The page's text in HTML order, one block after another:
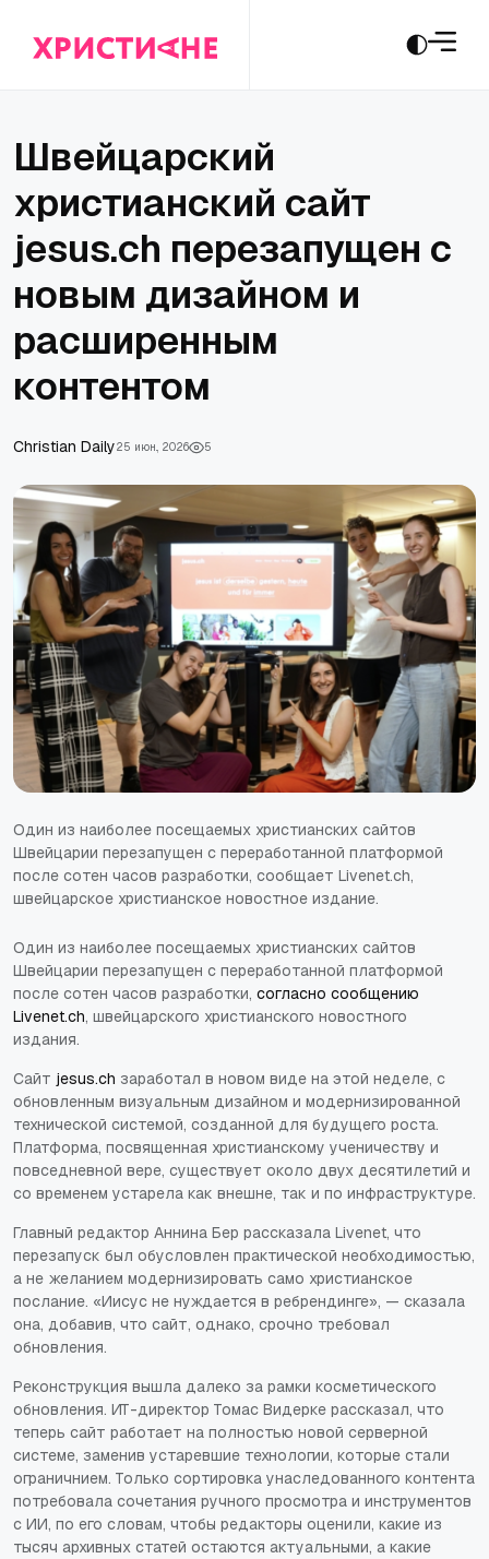
Швейцарский
христианский сайт
jesus.ch перезапущен с
новым дизайном и
расширенным
контентом
Christian Daily25 июн., 2026 5
Один из наиболее посещаемых христианских сайтов
Швейцарии перезапущен с переработанной платформой
после сотен часов разработки, сообщает Livenet.ch,
швейцарское христианское новостное издание.
Один из наиболее посещаемых христианских сайтов
Швейцарии перезапущен с переработанной платформой
после сотен часов разработки, согласно сообщению
Livenet.ch, швейцарского христианского новостного
издания.
Сайт jesus.ch заработал в новом виде на этой неделе, с
обновленным визуальным дизайном и модернизированной
технической системой, созданной для будущего роста.
Платформа, посвященная христианскому ученичеству и
повседневной вере, существует около двух десятилетий и
со временем устарела как внешне, так и по инфраструктуре.
Главный редактор Аннина Бер рассказала Livenet, что
перезапуск был обусловлен практической необходимостью,
а не желанием модернизировать само христианское
послание. «Иисус не нуждается в ребрендинге», — сказала
она, добавив, что сайт, однако, срочно требовал
обновления.
Реконструкция вышла далеко за рамки косметического
обновления. ИТ-директор Томас Видерке рассказал, что
теперь сайт работает на полностью новой серверной
системе, заменив устаревшие технологии, которые стали
ограничнием. Только сортировка унаследованного контента
потребовала сочетания ручного просмотра и инструментов
с ИИ, по его словам, чтобы редакторы оценили, какие из
тысяч архивных статей остаются актуальными, а какие